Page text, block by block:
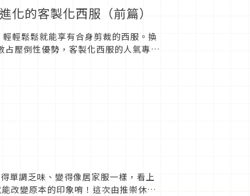
化的客製化西服（前篇）
輕鬆鬆就能享有合身剪裁的西服。換
壓倒性優勢，客製化西服的人氣專門
單調乏味、變得像居家服一樣，看上
改變原本的印象唷！這次由推崇休閒